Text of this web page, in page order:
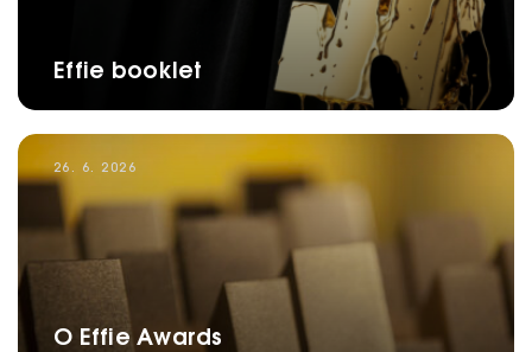
Effie booklet
26. 6. 2026
O Effie Awards